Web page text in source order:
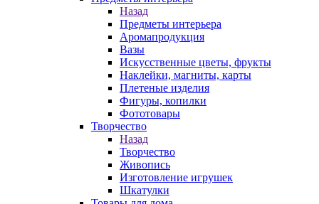
Назад
Предметы интерьера
Аромапродукция
Вазы
Искусственные цветы, фрукты
Наклейки, магниты, карты
Плетеные изделия
Фигуры, копилки
Фототовары
Творчество
Назад
Творчество
Живопись
Изготовление игрушек
Шкатулки